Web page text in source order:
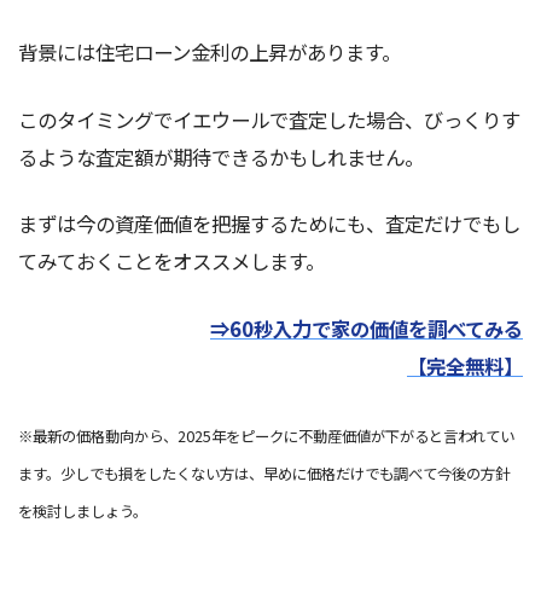
背景には住宅ローン金利の上昇があります。
このタイミングでイエウールで査定した場合、びっくりす
るような査定額が期待できるかもしれません。
まずは今の資産価値を把握するためにも、査定だけでもし
てみておくことをオススメします。
⇒60秒入力で家の価値を調べてみる
【完全無料】
※最新の価格動向から、2025年をピークに不動産価値が下がると言われてい
ます。少しでも損をしたくない方は、早めに価格だけでも調べて今後の方針
を検討しましょう。